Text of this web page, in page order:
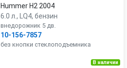
Hummer H2 2004
6.0 л., LQ4, бензин
внедорожник 5 дв.
10-156-7857
без кнопки стеклоподъемника
В наличии